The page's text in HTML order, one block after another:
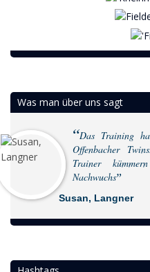
Was man über uns sagt
Das Training
Offenbacher
Trainer
Nachwuchs
Susan, Langner